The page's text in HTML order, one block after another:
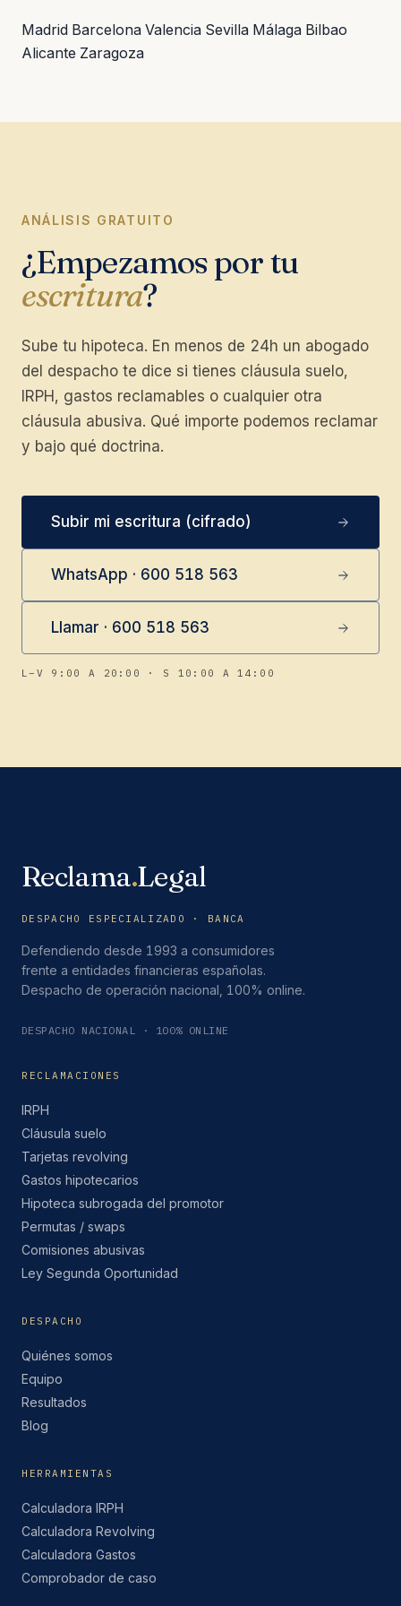
Madrid Barcelona Valencia Sevilla Málaga Bilbao
Alicante Zaragoza
ANÁLISIS GRATUITO
¿Empezamos por tu
escritura?
Sube tu hipoteca. En menos de 24h un abogado
del despacho te dice si tienes cláusula suelo,
IRPH, gastos reclamables o cualquier otra
cláusula abusiva. Qué importe podemos reclamar
y bajo qué doctrina.
Subir mi escritura (cifrado)
WhatsApp · 600 518 563
Llamar · 600 518 563
L–V 9:00 A 20:00 · S 10:00 A 14:00
Reclama.Legal
DESPACHO ESPECIALIZADO · BANCA
Defendiendo desde 1993 a consumidores
frente a entidades financieras españolas.
Despacho de operación nacional, 100% online.
DESPACHO NACIONAL · 100% ONLINE
RECLAMACIONES
IRPH
Cláusula suelo
Tarjetas revolving
Gastos hipotecarios
Hipoteca subrogada del promotor
Permutas / swaps
Comisiones abusivas
Ley Segunda Oportunidad
DESPACHO
Quiénes somos
Equipo
Resultados
Blog
HERRAMIENTAS
Calculadora IRPH
Calculadora Revolving
Calculadora Gastos
Comprobador de caso